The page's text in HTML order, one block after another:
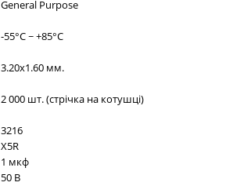
General Purpose
-55°C ~ +85°C
3.20x1.60 мм.
2 000 шт. (стрічка на котушці)
3216
X5R
1 мкф
50 В